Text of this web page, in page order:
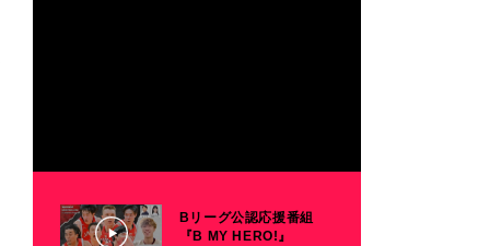
Bリーグ公認応援番組
『B MY HERO!』